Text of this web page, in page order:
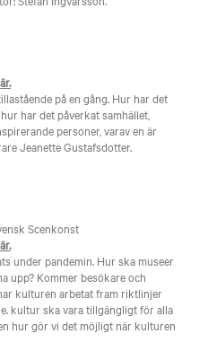
på en gång. Hur har det
har det påverkat samhället,
personer, varav en är
Jeanette Gustafsdotter.
Scenkonst
under pandemin. Hur ska museer
upp? Kommer besökare och
kulturen arbetat fram riktlinjer
kultur ska vara tillgängligt för alla
hur gör vi det möjligt när kulturen